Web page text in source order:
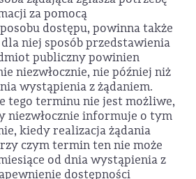
za pomocą
dostępu, powinna także
niej sposób przedstawienia
publiczny powinien
niezwłocznie, nie później niż
wystąpienia z żądaniem.
tego terminu nie jest możliwe,
niezwłocznie informuje o tym
kiedy realizacja żądania
czym termin ten nie może
od dnia wystąpienia z
dostępności